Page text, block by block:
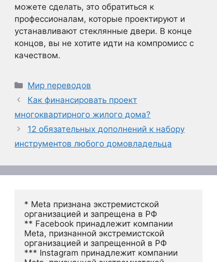
можете сделать, это обратиться к
профессионалам, которые проектируют и
устанавливают стеклянные двери. В конце
концов, вы не хотите идти на компромисс с
качеством.
Рубрики
Мир переводов
Как финансировать проект
многоквартирного жилого дома?
12 обязательных дополнений к набору
инструментов любого домовладельца
* Meta признана экстремистской
организацией и запрещена в РФ
** Facebook принадлежит компании
Meta, признанной экстремистской
организацией и запрещенной в РФ
*** Instagram принадлежит компании